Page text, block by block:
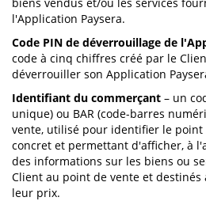
l'Application Paysera.
Code PIN de déverrouillage de
code à cinq chiffres créé par le
déverrouiller son Application
Identifiant du commerçant – un
unique) ou BAR (code-barres
vente, utilisé pour identifier le
concret et permettant d'afficher, à
des informations sur les biens ou
Client au point de vente et
leur prix.